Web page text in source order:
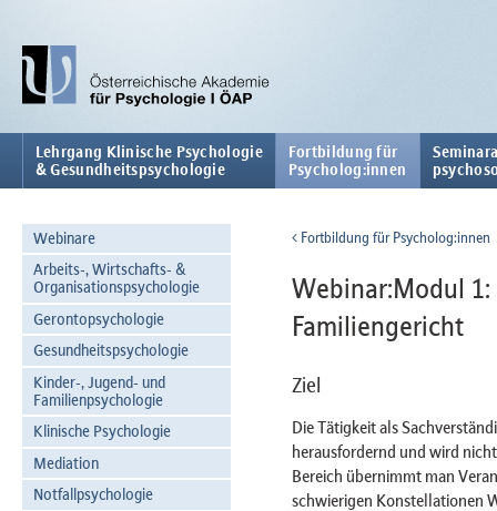
Lehrgang Klinische Psychologie
& Gesundheitspsychologie
Fortbildung für
Psycholog:innen
Webinare
Arbeits-, Wirtschafts- &
Organisationspsychologie
Gerontopsychologie
Gesundheitspsychologie
Kinder-, Jugend- und
Familienpsychologie
Klinische Psychologie
Mediation
Notfallpsychologie
Fortbildung für Psycholog:innen
Webinar:Modul
Familiengericht
Ziel
Die Tätigkeit als
herausfordernd und wird
Bereich übernimmt man
schwierigen Konstellationen